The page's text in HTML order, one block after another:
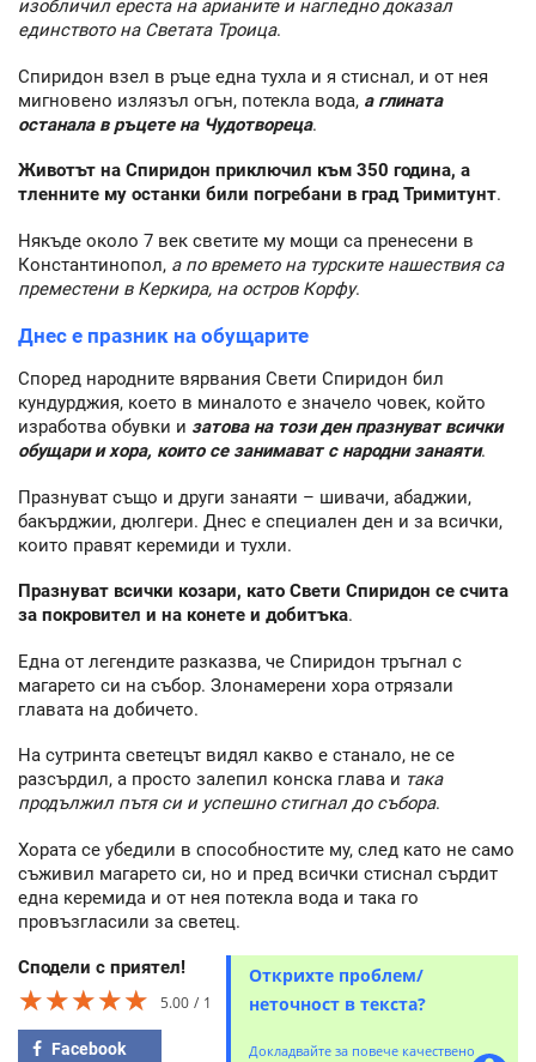
изобличил ереста на арианите и нагледно доказал
единството на Светата Троица.
Спиридон взел в ръце една тухла и я стиснал, и от нея
мигновено излязъл огън, потекла вода, а глината
останала в ръцете на Чудотвореца.
Животът на Спиридон приключил към 350 година, а
тленните му останки били погребани в град Тримитунт.
Някъде около 7 век светите му мощи са пренесени в
Константинопол, а по времето на турските нашествия са
преместени в Керкира, на остров Корфу.
Днес е празник на обущарите
Според народните вярвания Свети Спиридон бил
кундурджия, което в миналото е значело човек, който
изработва обувки и затова на този ден празнуват всички
обущари и хора, които се занимават с народни занаяти.
Празнуват също и други занаяти – шивачи, абаджии,
бакърджии, дюлгери. Днес е специален ден и за всички,
които правят керемиди и тухли.
Празнуват всички козари, като Свети Спиридон се счита
за покровител и на конете и добитъка.
Една от легендите разказва, че Спиридон тръгнал с
магарето си на събор. Злонамерени хора отрязали
главата на добичето.
На сутринта светецът видял какво е станало, не се
разсърдил, а просто залепил конска глава и така
продължил пътя си и успешно стигнал до събора.
Хората се убедили в способностите му, след като не само
съживил магарето си, но и пред всички стиснал сърдит
една керемида и от нея потекла вода и така го
провъзгласили за светец.
Сподели с приятел!
★★★★★
★★★★★
★★★★★ 5.00 1
Facebook
Открихте проблем/
неточност в текста?
Докладвайте за повече качествено